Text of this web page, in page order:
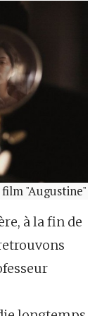
"Augustine"
à la fin de